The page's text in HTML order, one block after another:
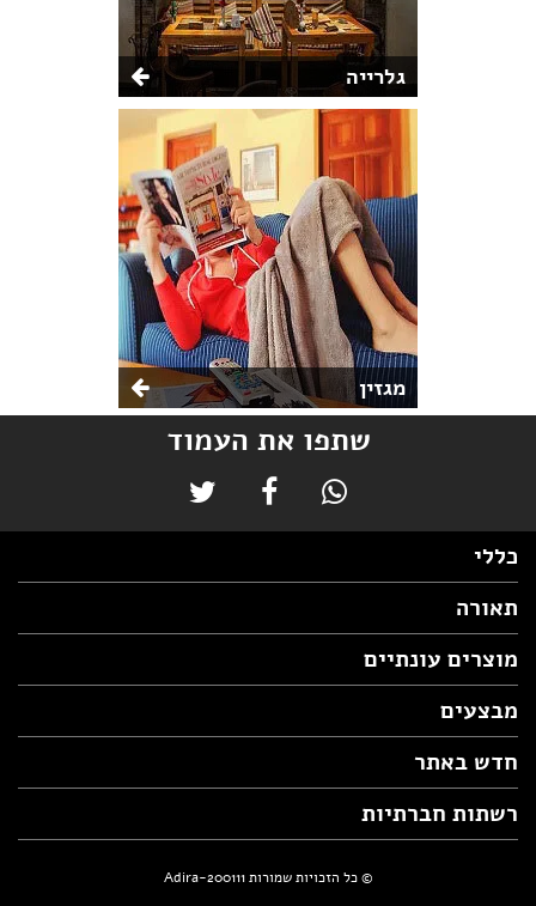
גלרייה
מגזין
שתפו את העמוד
כללי
תאורה
מוצרים עונתיים
מבצעים
חדש באתר
רשתות חברתיות
© כל הזכויות שמורות Adira-200111